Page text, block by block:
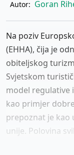
Autor: Goran
Na poziv
(EHHA), čija je
obiteljskog
Svjetskom
model regulative
kao primjer
prepoznat je kao
unije. Polovina